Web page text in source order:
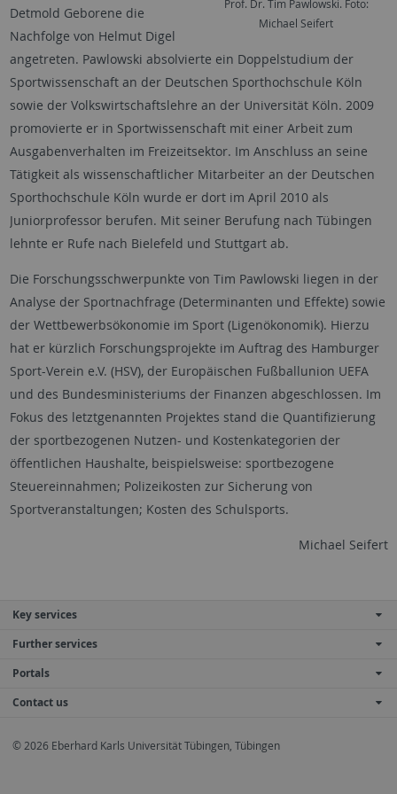
Prof. Dr. Tim Pawlowski. Foto:
Michael Seifert
Detmold Geborene die
Nachfolge von Helmut Digel
angetreten. Pawlowski absolvierte ein Doppelstudium der
Sportwissenschaft an der Deutschen Sporthochschule Köln
sowie der Volkswirtschaftslehre an der Universität Köln. 2009
promovierte er in Sportwissenschaft mit einer Arbeit zum
Ausgabenverhalten im Freizeitsektor. Im Anschluss an seine
Tätigkeit als wissenschaftlicher Mitarbeiter an der Deutschen
Sporthochschule Köln wurde er dort im April 2010 als
Juniorprofessor berufen. Mit seiner Berufung nach Tübingen
lehnte er Rufe nach Bielefeld und Stuttgart ab.
Die Forschungsschwerpunkte von Tim Pawlowski liegen in der
Analyse der Sportnachfrage (Determinanten und Effekte) sowie
der Wettbewerbsökonomie im Sport (Ligenökonomik). Hierzu
hat er kürzlich Forschungsprojekte im Auftrag des Hamburger
Sport-Verein e.V. (HSV), der Europäischen Fußballunion UEFA
und des Bundesministeriums der Finanzen abgeschlossen. Im
Fokus des letztgenannten Projektes stand die Quantifizierung
der sportbezogenen Nutzen- und Kostenkategorien der
öffentlichen Haushalte, beispielsweise: sportbezogene
Steuereinnahmen; Polizeikosten zur Sicherung von
Sportveranstaltungen; Kosten des Schulsports.
Michael Seifert
Key services
Further services
Portals
Contact us
© 2026 Eberhard Karls Universität Tübingen, Tübingen